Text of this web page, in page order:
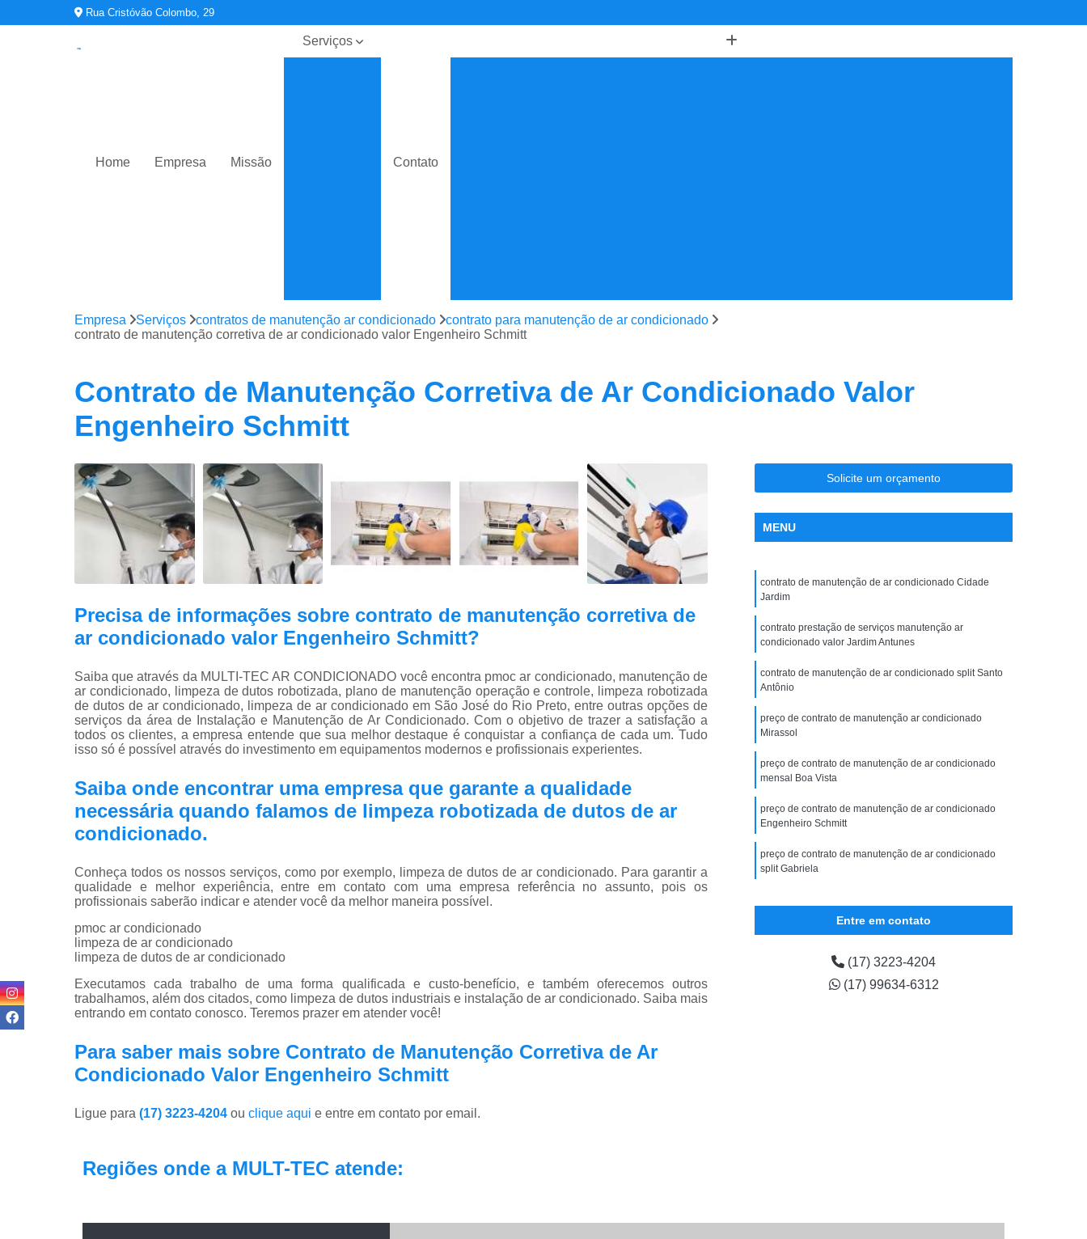
Rua Cristóvão Colombo, 29
Home Empresa Missão
Serviços
Sistemas de
climatização
Contato
Contrato Manutenção Preventiva Ar Condicionado
Limpeza de Dutos Ar Condicionado Central
Limpeza de Dutos com Robô
Limpeza de Dutos de Ar Condicionado Vila Maceno
Limpeza de Dutos de Exaustão
Limpeza de Dutos e Coifas
Limpeza de Dutos Industriais
Limpeza de Dutos Robotizada
Limpeza Dutos Ar Condicionado
Plano de Manutenção de Ar Condicionado
Plano de Manutenção Operação e Controle para Ar Condicionado
Plano Manutenção Ar Condicionado
Pmoc Ar Condicionado
Pmoc Ar Condicionado São José do Rio Preto
Pmoc Ar Condicionado Vila Maceno
Pmoc de Ar Condicionado
Pmoc para Ar Condicionado
Pmoc Plano de Manutenção Operação e Controle
Pmoc Plano de Manutenção Operação e Controle de Ar Condicionado
Retrofit de Sistema de Ar Condicionado
Sistema Ar Condicionado
Sistema Ar Condicionado São José do Rio Preto
Sistema Ar Condicionado Vila Maceno
Sistema de Ar Condicionado
Sistema de Ar Condicionado Central
Sistema de Ar Condicionado Vrf
Sistema de Dutos de Ar Condicionado
Sistema de Refrigeração Ar Condicionado
Sistema Vrf Ar Condicionado
Sistema de Climatização
Sistema de Climatização de Laboratório
Sistema de Climatização de Salas
Sistema de Climatização Hospitalar
Sistema de Climatização Vrf
Empresa Serviços contratos de manutenção ar condicionado
contrato para manutenção de ar condicionado
contrato de manutenção corretiva de ar condicionado valor Engenheiro Schmitt
Contrato de Manutenção Corretiva de Ar Condicionado Valor
Engenheiro Schmitt
Precisa de informações sobre contrato de manutenção corretiva de
ar condicionado valor Engenheiro Schmitt?
Saiba que através da MULTI-TEC AR CONDICIONADO você encontra pmoc ar condicionado, manutenção de
ar condicionado, limpeza de dutos robotizada, plano de manutenção operação e controle, limpeza robotizada
de dutos de ar condicionado, limpeza de ar condicionado em São José do Rio Preto, entre outras opções de
serviços da área de Instalação e Manutenção de Ar Condicionado. Com o objetivo de trazer a satisfação a
todos os clientes, a empresa entende que sua melhor destaque é conquistar a confiança de cada um. Tudo
isso só é possível através do investimento em equipamentos modernos e profissionais experientes.
Saiba onde encontrar uma empresa que garante a qualidade
necessária quando falamos de limpeza robotizada de dutos de ar
condicionado.
Conheça todos os nossos serviços, como por exemplo, limpeza de dutos de ar condicionado. Para garantir a
qualidade e melhor experiência, entre em contato com uma empresa referência no assunto, pois os
profissionais saberão indicar e atender você da melhor maneira possível.
pmoc ar condicionado
limpeza de ar condicionado
limpeza de dutos de ar condicionado
Executamos cada trabalho de uma forma qualificada e custo-benefício, e também oferecemos outros
trabalhamos, além dos citados, como limpeza de dutos industriais e instalação de ar condicionado. Saiba mais
entrando em contato conosco. Teremos prazer em atender você!
Para saber mais sobre Contrato de Manutenção Corretiva de Ar
Condicionado Valor Engenheiro Schmitt
Ligue para (17) 3223-4204 ou clique aqui e entre em contato por email.
Solicite um orçamento
MENU
contrato de manutenção de ar condicionado Cidade
Jardim
contrato prestação de serviços manutenção ar
condicionado valor Jardim Antunes
contrato de manutenção de ar condicionado split Santo
Antônio
preço de contrato de manutenção ar condicionado
Mirassol
preço de contrato de manutenção de ar condicionado
mensal Boa Vista
preço de contrato de manutenção de ar condicionado
Engenheiro Schmitt
preço de contrato de manutenção de ar condicionado
split Gabriela
reposição de peças valor Jardim Yolanda
preço de contrato de manutenção de ar condicionado
Entre em contato
(17) 3223-4204
(17) 99634-6312
Regiões onde a MULT-TEC atende: